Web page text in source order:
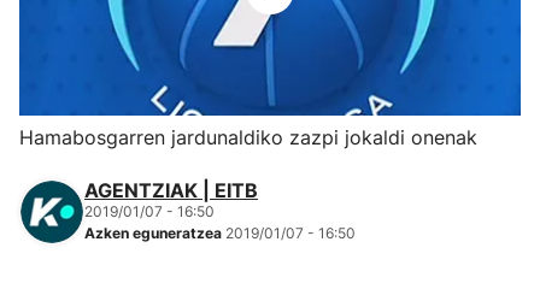
Herri-kirolak
Atletismoa
Hamabosgarren jardunaldiko zazpi jokaldi onenak
AGENTZIAK | EITB
2019/01/07 - 16:50
Azken eguneratzea 2019/01/07 - 16:50